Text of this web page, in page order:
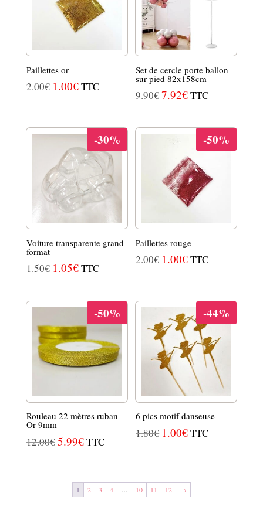
Paillettes or
2.00€ LE
ÉTAIT :
2.00€.
1.00€LE
EST :
1.00€.
TTC
Set de cercle porte ballon
sur pied 82x158cm
9.90€LE
INITIAL
ÉTAIT :
9.90€.
7.92€LE
ACTUEL
EST :
7.92€.
TTC
-30%
Voiture transparente grand
format
1.50€ LE
INITIAL
1.50€.
1.05€LE
ACTUEL
EST :
1.05€.
TTC
-50%
Paillettes rouge
2.00€ LE
ÉTAIT :
2.00€.
1.00€LE
EST :
1.00€.
TTC
-50%
Rouleau 22 mètres ruban
Or 9mm
12.00€ LE
ÉTAIT :
12.00€.
5.99€LE
EST :
5.99€.
TTC
-44%
6 pics motif danseuse
1.80€ LE
1.80€.
1.00€LE
TTC
1 2 3 4 … 10 11 12 →